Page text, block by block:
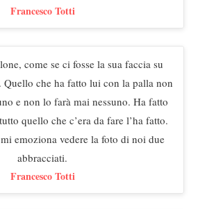
Francesco Totti
come se ci fosse la sua faccia su
Quello che ha fatto lui con la palla non
e non lo farà mai nessuno. Ha fatto
quello che c’era da fare l’ha fatto.
emoziona vedere la foto di noi due
abbracciati.
Francesco Totti